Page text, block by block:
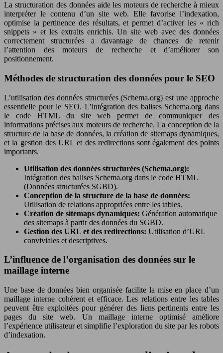
La structuration des données aide les moteurs de recherche à mieux
interpréter le contenu d’un site web. Elle favorise l’indexation,
optimise la pertinence des résultats, et permet d’activer les « rich
snippets » et les extraits enrichis. Un site web avec des données
correctement structurées a davantage de chances de retenir
l’attention des moteurs de recherche et d’améliorer son
positionnement.
Méthodes de structuration des données pour le SEO
L’utilisation des données structurées (Schema.org) est une approche
essentielle pour le SEO. L’intégration des balises Schema.org dans
le code HTML du site web permet de communiquer des
informations précises aux moteurs de recherche. La conception de la
structure de la base de données, la création de sitemaps dynamiques,
et la gestion des URL et des redirections sont également des points
importants.
Utilisation des données structurées (Schema.org):
Intégration des balises Schema.org dans le code HTML
(Données structurées SGBD).
Conception de la structure de la base de données:
Utilisation de relations appropriées entre les tables.
Création de sitemaps dynamiques: Génération automatique
des sitemaps à partir des données du SGBD.
Gestion des URL et des redirections: Utilisation d’URL
conviviales et descriptives.
L’influence de l’organisation des données sur le
maillage interne
Une base de données bien organisée facilite la mise en place d’un
maillage interne cohérent et efficace. Les relations entre les tables
peuvent être exploitées pour générer des liens pertinents entre les
pages du site web. Un maillage interne optimisé améliore
l’expérience utilisateur et simplifie l’exploration du site par les robots
d’indexation.